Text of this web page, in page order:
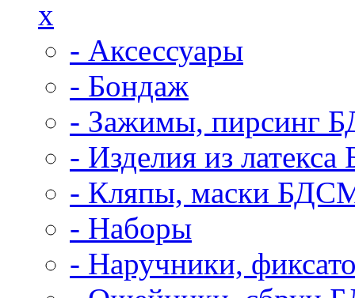
x
- Аксессуары
- Бондаж
- Зажимы, пирсинг
- Изделия из
- Кляпы, маски
- Наборы
- Наручники,